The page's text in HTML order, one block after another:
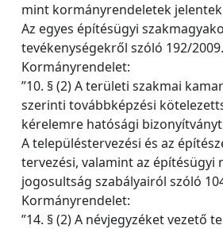
mint kormányrendeletek
Az egyes építésügyi
tevékenységekről szóló 192/
Kormányrendelet:
”10. § (2) A területi szakmai
szerinti továbbképzési
kérelemre hatósági
A településtervezési és az
tervezési, valamint az építésügyi
jogosultság szabályairól szóló
Kormányrendelet:
”14. § (2) A névjegyzéket vezető